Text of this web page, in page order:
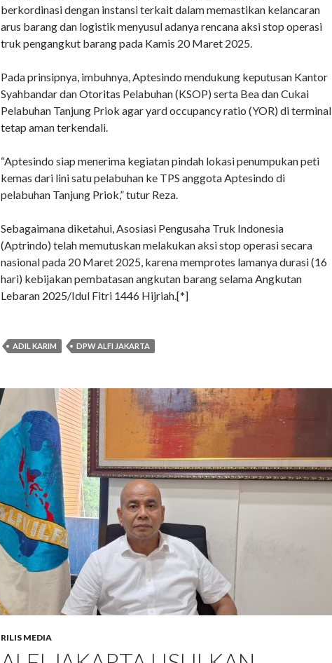
berkordinasi dengan instansi terkait dalam memastikan kelancaran
arus barang dan logistik menyusul adanya rencana aksi stop operasi
truk pengangkut barang pada Kamis 20 Maret 2025.
Pada prinsipnya, imbuhnya, Aptesindo mendukung keputusan Kantor
Syahbandar dan Otoritas Pelabuhan (KSOP) serta Bea dan Cukai
Pelabuhan Tanjung Priok agar yard occupancy ratio (YOR) di terminal
tetap aman terkendali.
“Aptesindo siap menerima kegiatan pindah lokasi penumpukan peti
kemas dari lini satu pelabuhan ke TPS anggota Aptesindo di
pelabuhan Tanjung Priok,” tutur Reza.
Sebagaimana diketahui, Asosiasi Pengusaha Truk Indonesia
(Aptrindo) telah memutuskan melakukan aksi stop operasi secara
nasional pada 20 Maret 2025, karena memprotes lamanya durasi (16
hari) kebijakan pembatasan angkutan barang selama Angkutan
Lebaran 2025/Idul Fitri 1446 Hijriah.[*]
ADIL KARIM DPW ALFI JAKARTA
RILIS MEDIA